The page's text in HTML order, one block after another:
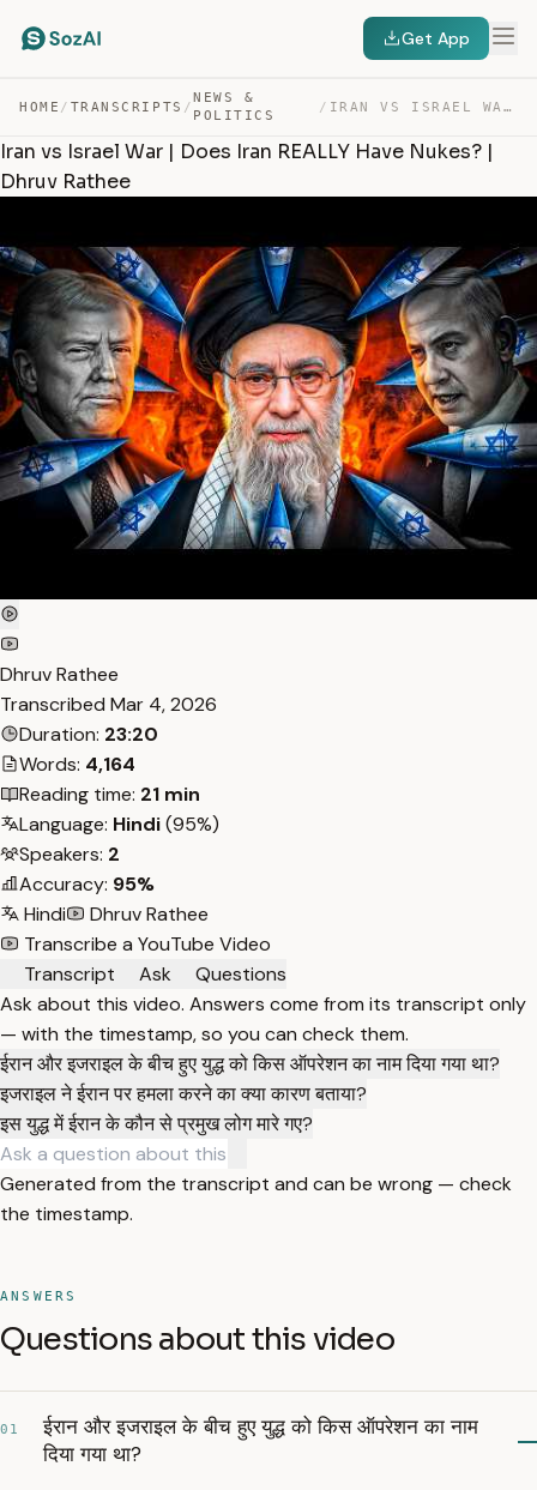
Get App
HOME / TRANSCRIPTS /
NEWS &
POLITICS
/ IRAN VS ISRAEL WAR | DOES IRAN REALLY HAVE NUKES? | DHR… — TRANSCRIPT
Iran vs Israel War | Does Iran REALLY Have Nukes? |
Dhruv Rathee
Dhruv Rathee
Transcribed Mar 4, 2026
Duration: 23:20
Words: 4,164
Reading time: 21 min
Language: Hindi(95%)
Speakers: 2
Accuracy: 95%
Hindi
Dhruv Rathee
Transcribe a YouTube Video
Transcript
Ask
Questions
Ask about this video. Answers come from its transcript only
— with the timestamp, so you can check them.
ईरान और इजराइल के बीच हुए युद्ध को किस ऑपरेशन का नाम दिया गया था?
इजराइल ने ईरान पर हमला करने का क्या कारण बताया?
इस युद्ध में ईरान के कौन से प्रमुख लोग मारे गए?
Generated from the transcript and can be wrong — check
the timestamp.
ANSWERS
Questions about this video
01
ईरान और इजराइल के बीच हुए युद्ध को किस ऑपरेशन का नाम
दिया गया था?